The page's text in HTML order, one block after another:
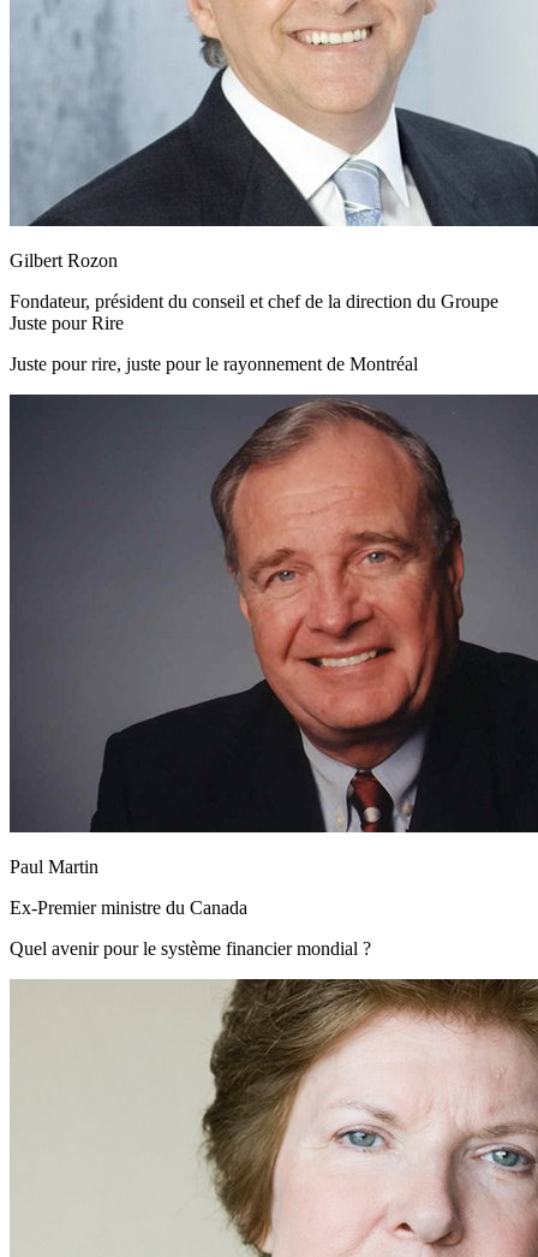
Gilbert Rozon
Fondateur, président du conseil et chef de la direction du Groupe
Juste pour Rire
Juste pour rire, juste pour le rayonnement de Montréal
Paul Martin
Ex-Premier ministre du Canada
Quel avenir pour le système financier mondial ?